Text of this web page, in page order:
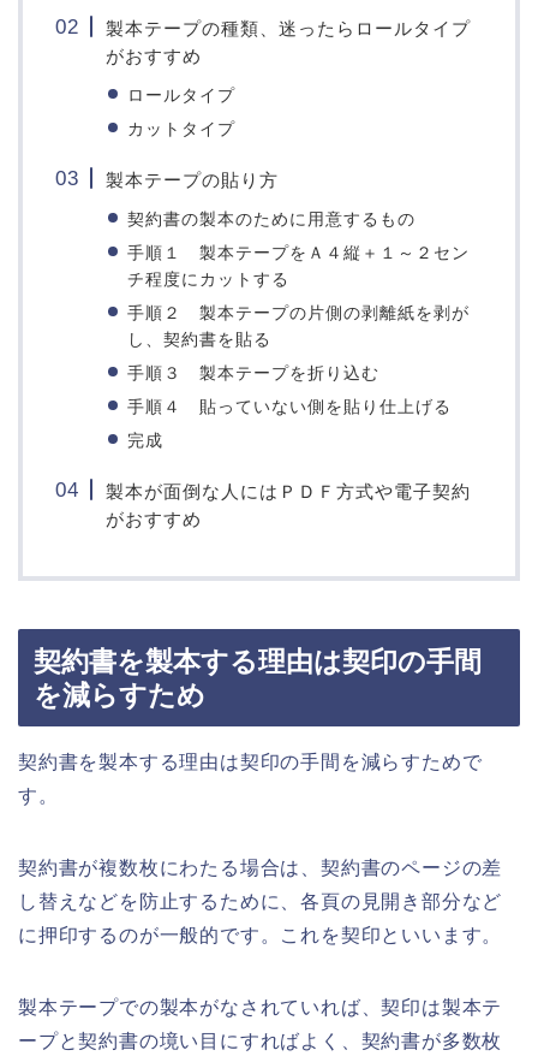
製本テープの種類、迷ったらロールタイプ
がおすすめ
ロールタイプ
カットタイプ
製本テープの貼り方
契約書の製本のために用意するもの
手順１ 製本テープをＡ４縦＋１～２セン
チ程度にカットする
手順２ 製本テープの片側の剥離紙を剥が
し、契約書を貼る
手順３ 製本テープを折り込む
手順４ 貼っていない側を貼り仕上げる
完成
製本が面倒な人にはＰＤＦ方式や電子契約
がおすすめ
契約書を製本する理由は契印の手間
を減らすため
契約書を製本する理由は契印の手間を減らすためで
す。
契約書が複数枚にわたる場合は、契約書のページの差
し替えなどを防止するために、各頁の見開き部分など
に押印するのが一般的です。これを契印といいます。
製本テープでの製本がなされていれば、契印は製本テ
ープと契約書の境い目にすればよく、契約書が多数枚